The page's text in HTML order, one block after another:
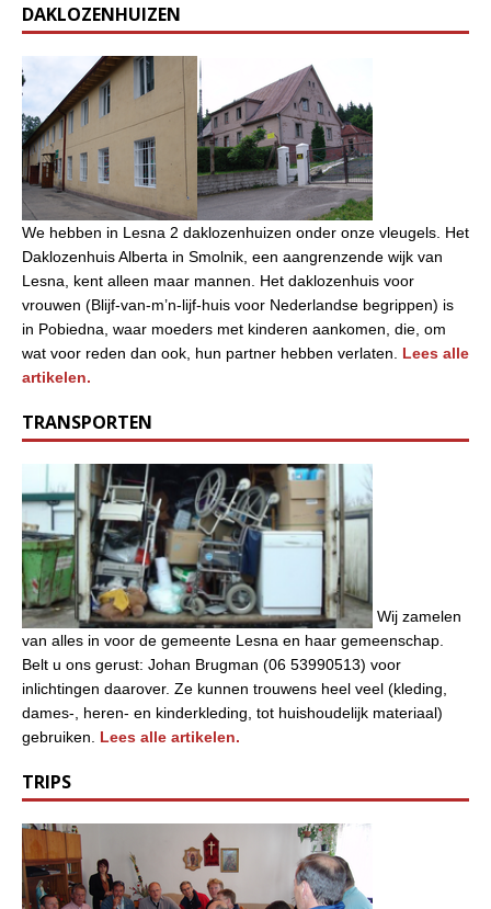
DAKLOZENHUIZEN
We hebben in Lesna 2 daklozenhuizen onder onze vleugels. Het
Daklozenhuis Alberta in Smolnik, een aangrenzende wijk van
Lesna, kent alleen maar mannen. Het daklozenhuis voor
vrouwen (Blijf-van-m’n-lijf-huis voor Nederlandse begrippen) is
in Pobiedna, waar moeders met kinderen aankomen, die, om
wat voor reden dan ook, hun partner hebben verlaten. Lees alle
artikelen.
TRANSPORTEN
Wij zamelen
van alles in voor de gemeente Lesna en haar gemeenschap.
Belt u ons gerust: Johan Brugman (06 53990513) voor
inlichtingen daarover. Ze kunnen trouwens heel veel (kleding,
dames-, heren- en kinderkleding, tot huishoudelijk materiaal)
gebruiken. Lees alle artikelen.
TRIPS